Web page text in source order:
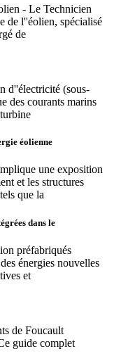
- Le Technicien
de l''éolien, spécialisé
de
d''électricité (sous-
des courants marins
éolienne
une exposition
et les structures
que la
dans le
préfabriqués
énergies nouvelles
et
de Foucault
guide complet